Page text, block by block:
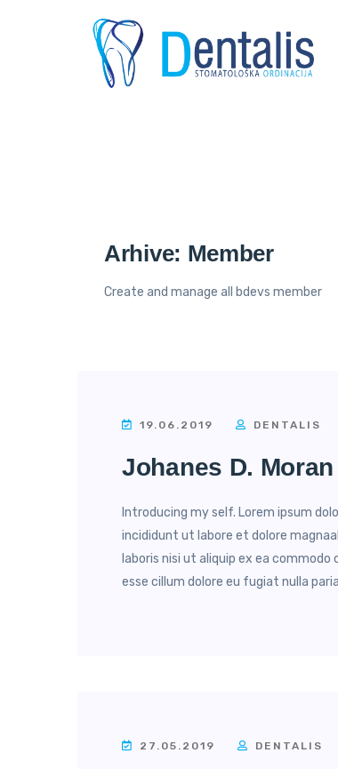
Arhive: Member
Create and manage all bdevs member
19.06.2019 DENTALIS
Johanes D. Moran
Introducing my self. Lorem ipsum
incididunt ut labore et dolore
laboris nisi ut aliquip ex ea
esse cillum dolore eu fugiat nulla
27.05.2019 DENTALIS